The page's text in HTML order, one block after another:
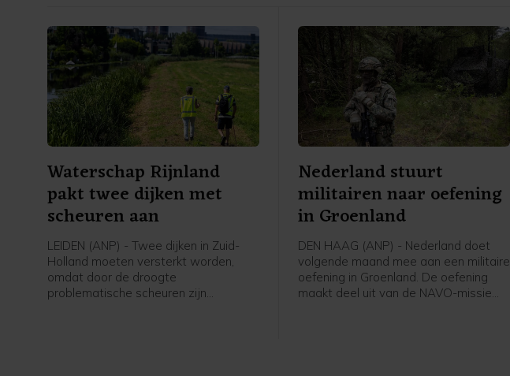
Waterschap Rijnland
pakt twee dijken met
scheuren aan
LEIDEN (ANP) - Twee dijken in Zuid-
Holland moeten versterkt worden,
omdat door de droogte
problematische scheuren zijn
Nederland stuurt
militairen naar oefening
in Groenland
DEN HAAG (ANP) - Nederland doet
volgende maand mee aan een militaire
oefening in Groenland. De oefening
maakt deel uit van de NAVO-missie